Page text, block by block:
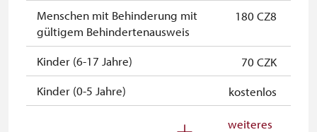
Menschen mit Behinderung mit
gültigem Behindertenausweis
180 CZ8
Kinder (6-17 Jahre)
70 CZK
Kinder (0-5 Jahre)
kostenlos
kostenlos
weiteres